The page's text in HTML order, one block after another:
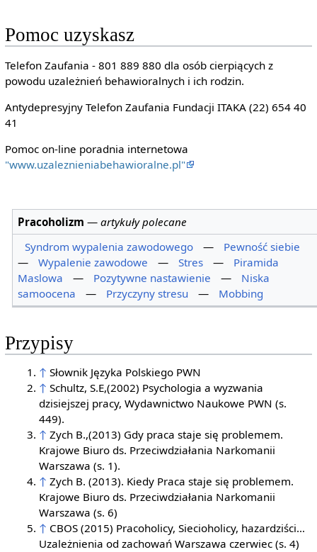
Pomoc uzyskasz
Telefon Zaufania - 801 889 880 dla osób cierpiących z
powodu uzależnień behawioralnych i ich rodzin.
Antydepresyjny Telefon Zaufania Fundacji ITAKA (22) 654 40
41
Pomoc on-line poradnia internetowa
"www.uzaleznieniabehawioralne.pl"
Pracoholizm —artykuły polecane
Syndrom wypalenia zawodowego
—
Pewność siebie
—
Wypalenie zawodowe — Stres —
Piramida
Maslowa
— Pozytywne nastawienie —
Niska
samoocena
— Przyczyny stresu — Mobbing
Przypisy
↑ Słownik Języka Polskiego PWN
↑ Schultz, S.E,(2002) Psychologia a wyzwania
dzisiejszej pracy, Wydawnictwo Naukowe PWN (s.
449).
↑ Zych B.,(2013) Gdy praca staje się problemem.
Krajowe Biuro ds. Przeciwdziałania Narkomanii
Warszawa (s. 1).
↑ Zych B. (2013). Kiedy Praca staje się problemem.
Krajowe Biuro ds. Przeciwdziałania Narkomanii
Warszawa (s. 6)
↑ CBOS (2015) Pracoholicy, Siecioholicy, hazardziści…
Uzależnienia od zachowań Warszawa czerwiec (s. 4)